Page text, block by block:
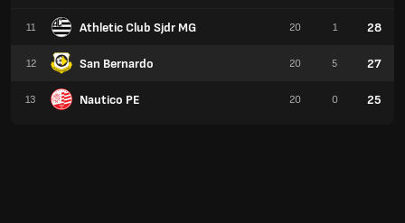
11 Athletic Club Sjdr MG
12 San Bernardo
13 Nautico PE
20 1 28
20 5 27
20 0 25